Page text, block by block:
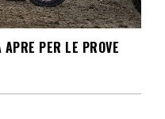
PER LE PROVE